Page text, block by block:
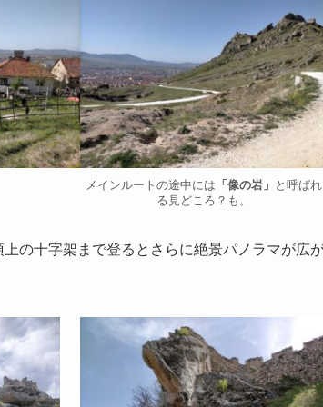
メインルートの途中には 「像の岩」 と呼ばれ
る見どころ？も。
の十字架まで登るとさらに絶景パノラマが広